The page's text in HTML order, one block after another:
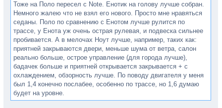
Тоже на Поло пересел с Note. Енотик на голову лучше собран.
Немного жалею что не взял его нового. Просто мне нравяться
седаны. Поло по сравнению с Енотом лучше рулится по
трассе, у Енота уж очень острая рулевая, и подвеска сильнее
пробивается. А в мелочах Ноут лучше, например, таких как:
приятней закрываются двери, меньше шума от ветра, салон
реально больше, острое управление (для города лучше),
бадачек больше и приятней открывается закрывается + с
охлаждением, обзорность лучше. По поводу двигателя у меня
был 1,4 конечно послабее, особенно по трассе, но 1,6 думаю
будет на уровне.